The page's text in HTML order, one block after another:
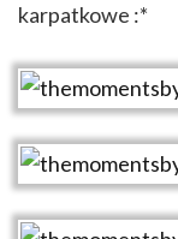
karpatkowe :*